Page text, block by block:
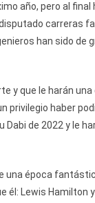
año, pero al final
carreras
han sido de
y que le harán una
privilegio haber
de 2022 y le
una época
él: Lewis Hamilton